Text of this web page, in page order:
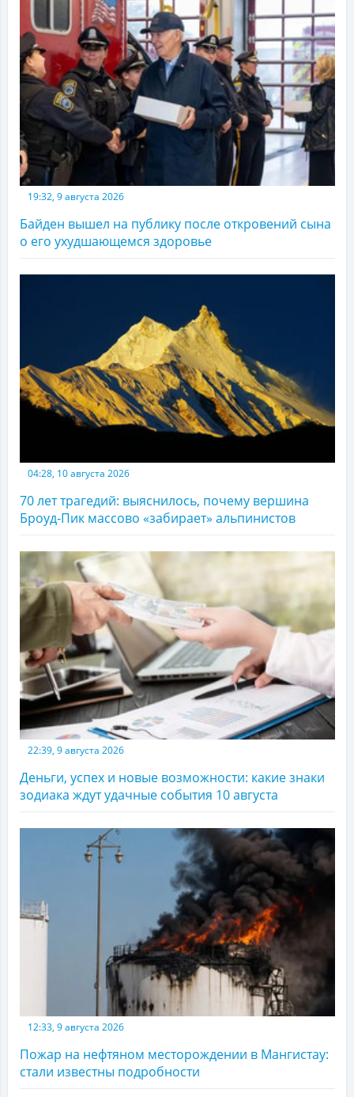
19:32, 9 августа 2026
Байден вышел на публику после откровений сына
о его ухудшающемся здоровье
04:28, 10 августа 2026
70 лет трагедий: выяснилось, почему вершина
Броуд-Пик массово «забирает» альпинистов
22:39, 9 августа 2026
Деньги, успех и новые возможности: какие знаки
зодиака ждут удачные события 10 августа
12:33, 9 августа 2026
Пожар на нефтяном месторождении в Мангистау:
стали известны подробности